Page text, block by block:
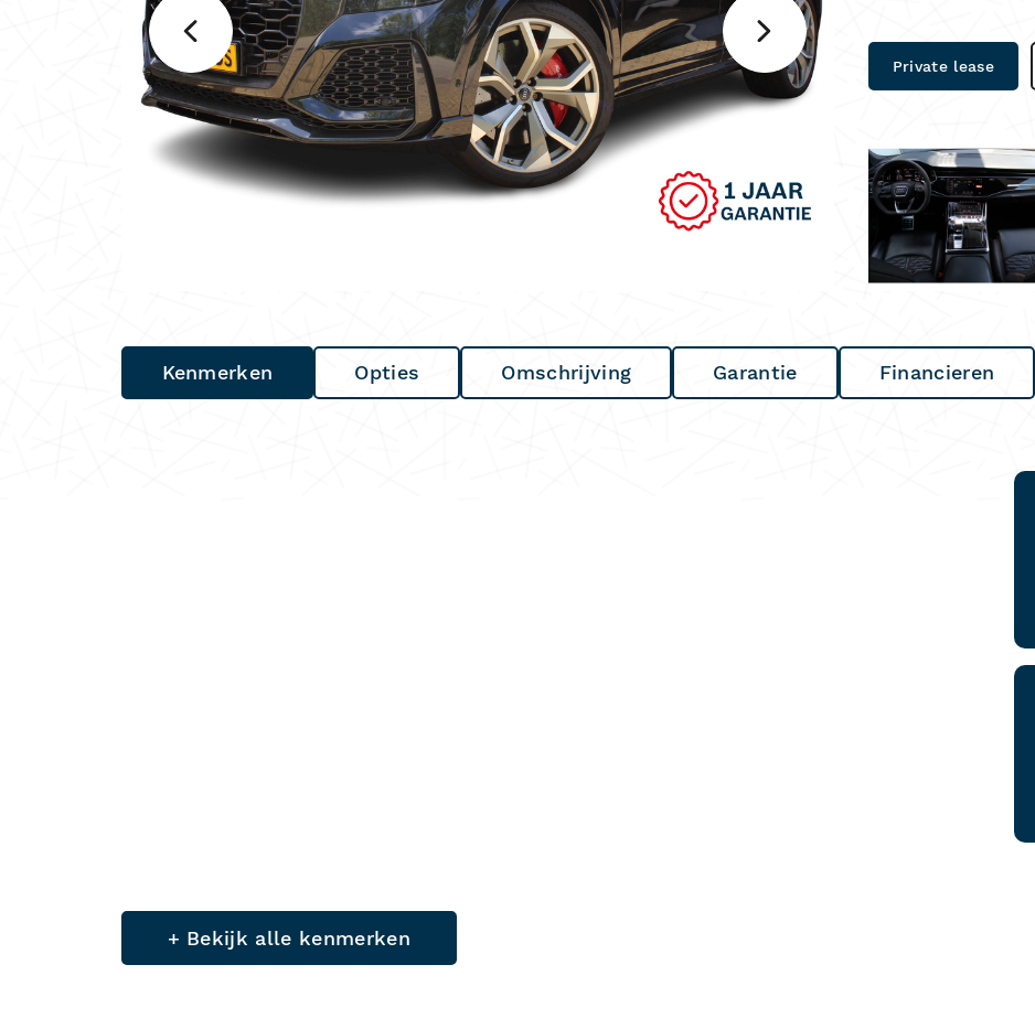
Private lease
Kenmerken Opties Omschrijving Garantie Financieren
+ Bekijk alle kenmerken